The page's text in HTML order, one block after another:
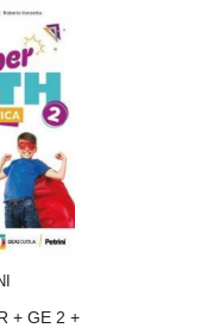
+ GE 2 +